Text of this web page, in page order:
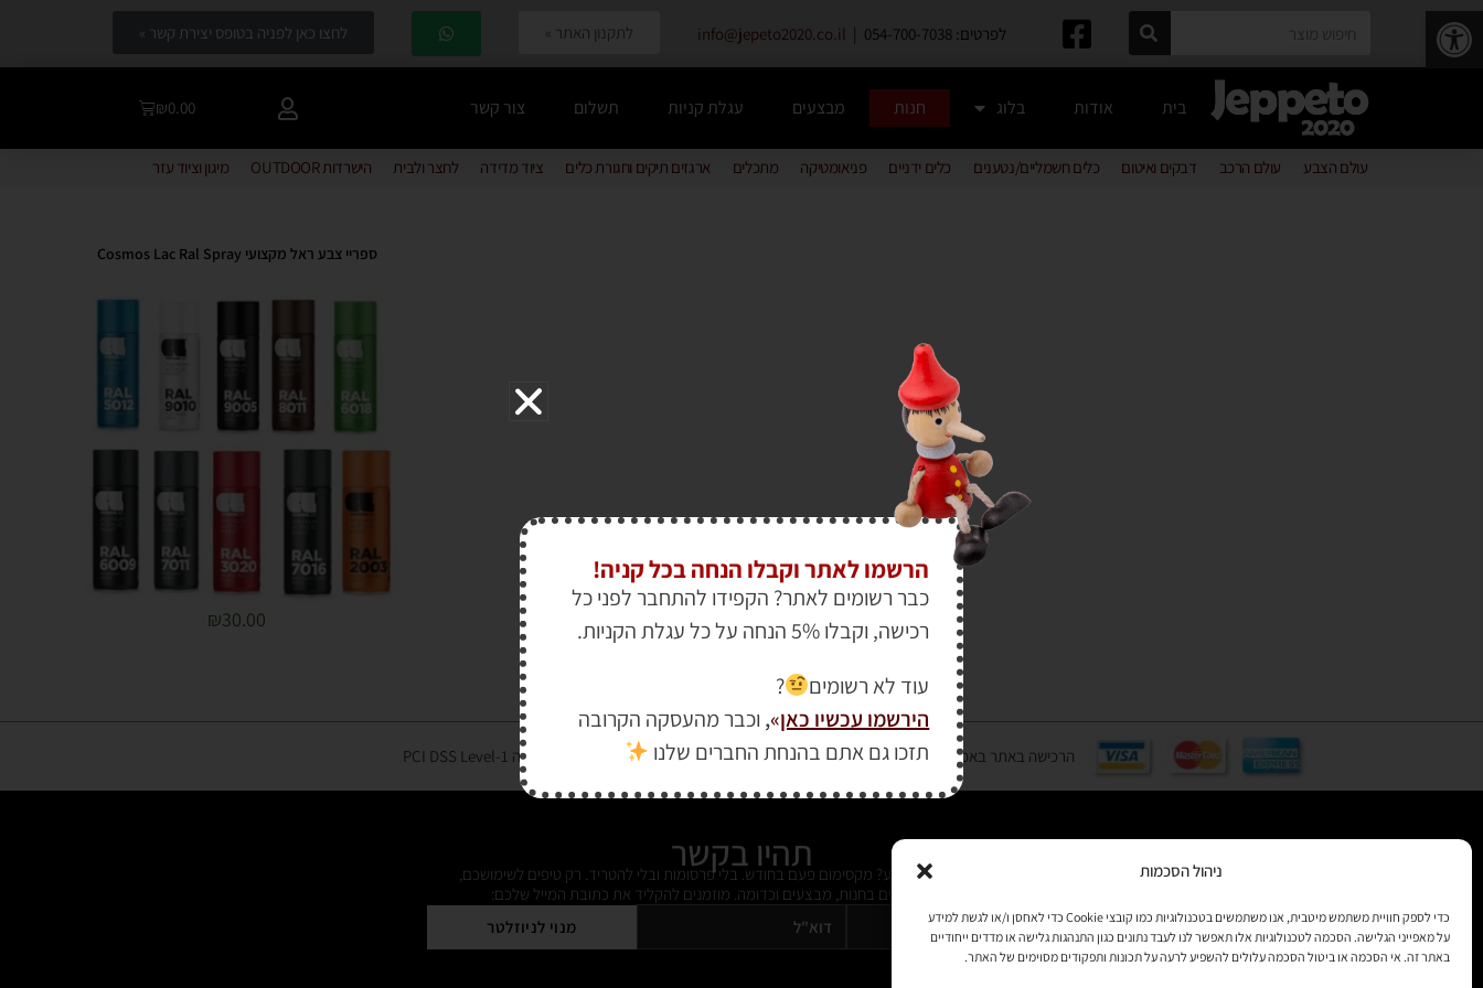
פתח סרגל נגישות
ניהול הסכמות
כדי לספק חוויית משתמש מיטבית, אנו משתמשים בטכנולוגיות כמו קובצי Cookie כדי לאחסן ו/או לגשת למידע
על מאפייני הגלישה. הסכמה לטכנולוגיות אלו תאפשר לנו לעבד נתונים כגון התנהגות גלישה או מדדים ייחודיים
באתר זה. אי הסכמה או ביטול הסכמה עלולים להשפיע לרעה על תכונות ותפקודים מסוימים של האתר.
לפרטים: 054-700-7038 | info@jepeto2020.co.il לתקנון האתר » לחצו כאן לפניה בטופס יצירת קשר »
בית אודות בלוג חנות מבצעים עגלת קניות תשלום צור קשר ₪0.00
עולם הצבע עולם הרכב דבקים ואיטום כלים חשמליים/נטענים כלים ידניים פניאומטיקה מתכלים ארגזים תיקים וחגורת כלים ציוד מדידה לחצר ולבית הישרדות OUTDOOR מיגון וציוד עזר
ספריי צבע ראל מקצועי Cosmos Lac Ral Spray
₪30.00
הרכישה באתר באמצעות כרטיס אשראי מאובטחת במפתח הצפנה EV SSL והעומד בתקן אבטחה PCI DSS Level-1
תהיו בקשר
רוצים לקבל מידי פעם מידע? מקסימום פעם בחודש. בלי פרסומות ובלי להטריד. רק טיפים לשימושכם,
מידע על דברים חדשים בחנות, מבצעים וכדומה. מוזמנים להקליד את כתובת המייל שלכם:
מנוי לניוזלטר
הרשמו לאתר וקבלו הנחה בכל קניה!
כבר רשומים לאתר? הקפידו להתחבר לפני כל
רכישה, וקבלו 5% הנחה על כל עגלת הקניות.
עוד לא רשומים
?
הירשמו עכשיו כאן»
, וכבר מהעסקה הקרובה
תזכו גם אתם בהנחת החברים שלנו